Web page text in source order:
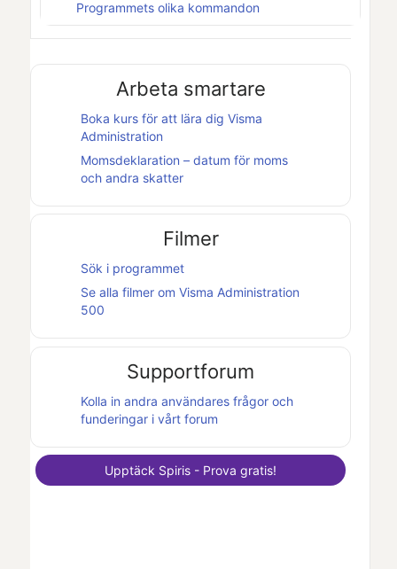
Programmets olika kommandon
Arbeta smartare
Boka kurs för att lära dig Visma
Administration
Momsdeklaration – datum för moms
och andra skatter
Filmer
Sök i programmet
Se alla filmer om Visma Administration
500
Supportforum
Kolla in andra användares frågor och
funderingar i vårt forum
Upptäck Spiris - Prova gratis!